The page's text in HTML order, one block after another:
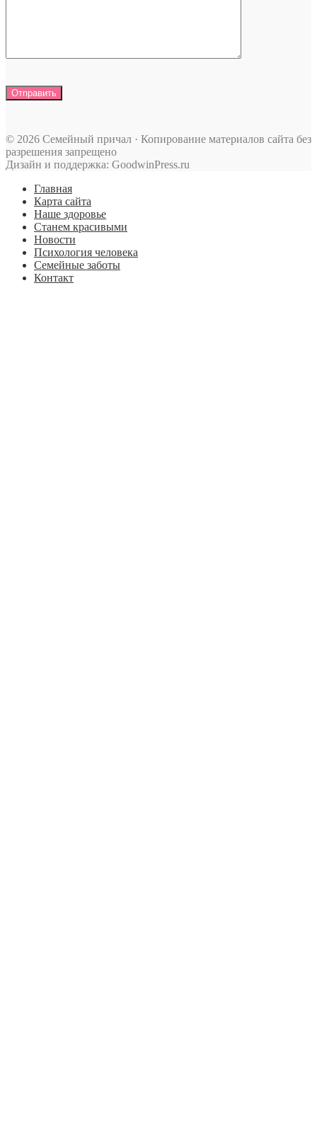
© 2026 Семейный причал · Копирование материалов сайта без
разрешения запрещено
Дизайн и поддержка: GoodwinPress.ru
Главная
Карта сайта
Наше здоровье
Станем красивыми
Новости
Психология человека
Семейные заботы
Контакт